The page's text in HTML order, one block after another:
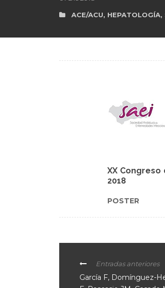
ACE/ACU, HEPATOLOGÍA,
XX
2018
POSTER
Entradas anteriores
García F, Domínguez-